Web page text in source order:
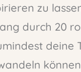
zu
durch 20
deine